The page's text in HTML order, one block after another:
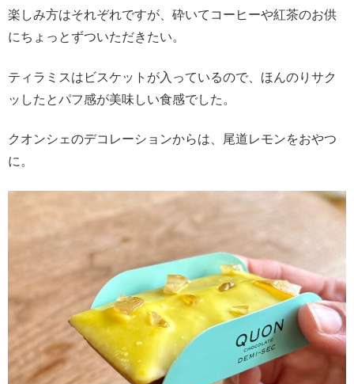
楽しみ方はそれぞれですが、砕いてコーヒーや紅茶のお供
にちょっとずついただきたい。
ティラミスはビスケットが入っているので、ほんのりサク
ッしたとパフ感が美味しい食感でした。
クオンシェのデコレーションからは、尾道レモンをおやつ
に。